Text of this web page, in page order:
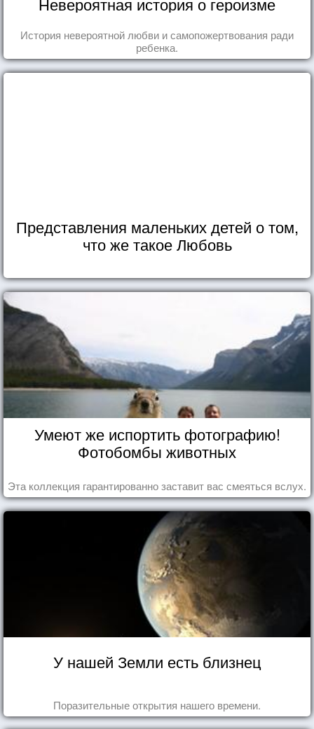
История невероятной любви и самопожертвования ради
ребенка.
Представления маленьких детей о том,
что же такое Любовь
Умеют же испортить фотографию!
Фотобомбы животных
Эта коллекция гарантированно заставит вас смеяться вслух.
У нашей Земли есть близнец
Поразительные открытия нашего времени.